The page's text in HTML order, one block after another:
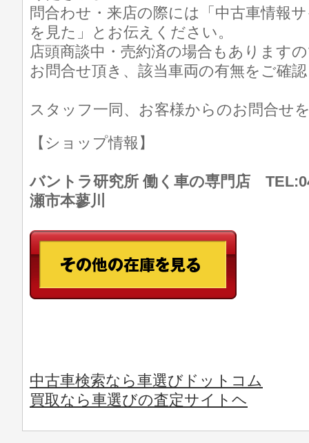
問合わせ・来店の際には「中古車情報
を見た」とお伝えください。
店頭商談中・売約済の場合もあります
お問合せ頂き、該当車両の有無をご確
スタッフ一同、お客様からのお問合せ
【ショップ情報】
バントラ研究所 働く車の専門店
瀬市本蓼川
中古車検索なら車選びドットコム
買取なら車選びの査定サイトヘ